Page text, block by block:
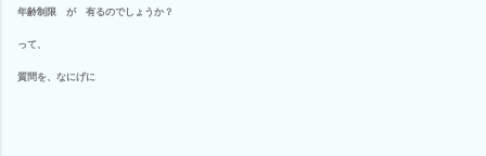
年齢制限 が 有るのでしょうか？
って、
質問を、なにげに